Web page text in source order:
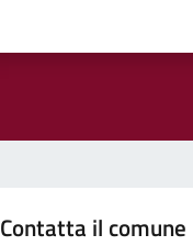
Contatta il comune